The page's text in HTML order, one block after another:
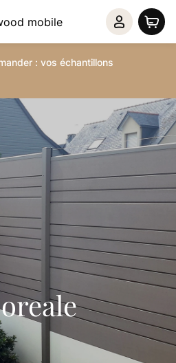
: vos échantillons